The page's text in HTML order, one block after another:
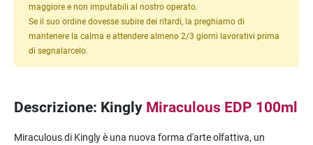
maggiore e non imputabili al nostro operato.
Se il suo ordine dovesse subire dei ritardi, la preghiamo di
mantenere la calma e attendere almeno 2/3 giorni lavorativi prima
di segnalarcelo.
Descrizione: Kingly Miraculous EDP 100ml
Miraculous di Kingly è una nuova forma d'arte olfattiva, un